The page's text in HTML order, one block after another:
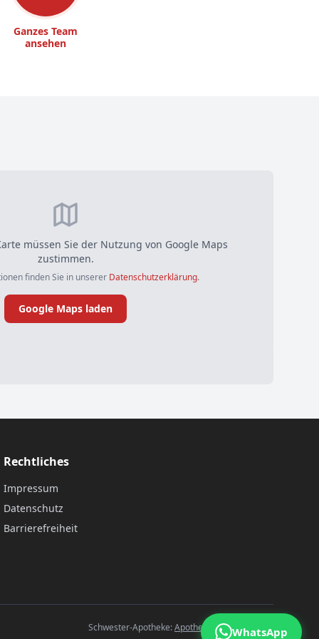
Ganzes Team
ansehen
müssen Sie der Nutzung von Google Maps
zustimmen.
finden Sie in unserer Datenschutzerklärung.
Google Maps laden
Rechtliches
Impressum
Datenschutz
Barrierefreiheit
Schwester-Apotheke:Apotheke B27, Göttingen
WhatsApp